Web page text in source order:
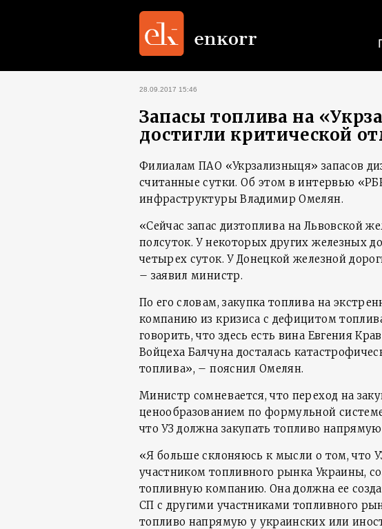
28.09.2017 15:46
Запасы топлива на
достигли критической
Филиалам ПАО «Укрзализныця» запасов
считанные сутки. Об этом в интервью
инфраструктуры Владимир Омелян.
«Сейчас запас дизтоплива на Львовской
полсуток. У некоторых других железных
четырех суток. У Донецкой железной
– заявил министр.
По его словам, закупка топлива на
компанию из кризиса с дефицитом
говорить, что здесь есть вина Евгения
Войцеха Балчуна досталась
топлива», – пояснил Омелян.
Министр сомневается, что переход на
ценообразованием по формульной
что УЗ должна закупать топливо
«Я больше склоняюсь к мысли о том, что
участником топливного рынка Украины,
топливную компанию. Она должна ее
СП с другими участниками топливного
топливо напрямую у украинских или